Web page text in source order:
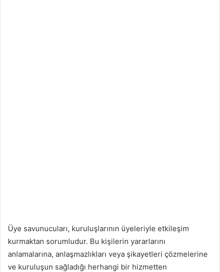
Üye savunucuları, kuruluşlarının üyeleriyle etkileşim
kurmaktan sorumludur. Bu kişilerin yararlarını
anlamalarına, anlaşmazlıkları veya şikayetleri çözmelerine
ve kuruluşun sağladığı herhangi bir hizmetten